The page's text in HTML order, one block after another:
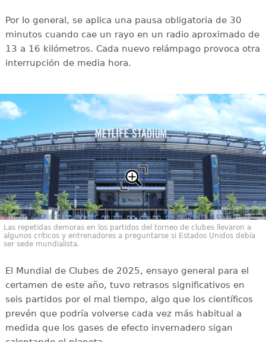
Por lo general, se aplica una pausa obligatoria de 30
minutos cuando cae un rayo en un radio aproximado de
13 a 16 kilómetros. Cada nuevo relámpago provoca otra
interrupción de media hora.
Las repetidas demoras en los partidos del torneo de clubes llevaron a
algunos críticos y entrenadores a preguntarse si Estados Unidos debía
ser sede mundialista.
El Mundial de Clubes de 2025, ensayo general para el
certamen de este año, tuvo retrasos significativos en
seis partidos por el mal tiempo, algo que los científicos
prevén que podría volverse cada vez más habitual a
medida que los gases de efecto invernadero sigan